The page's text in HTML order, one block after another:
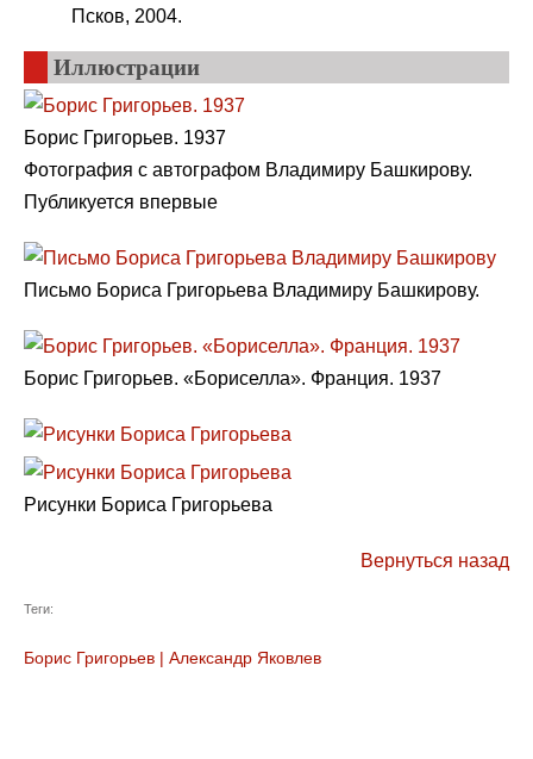
Псков, 2004.
Иллюстрации
Борис Григорьев. 1937
Фотография с автографом Владимиру Башкирову.
Публикуется впервые
Письмо Бориса Григорьева Владимиру Башкирову.
Борис Григорьев. «Бориселла». Франция. 1937
Рисунки Бориса Григорьева
Вернуться назад
Теги:
Борис Григорьев | Александр Яковлев